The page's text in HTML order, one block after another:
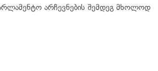
არჩევნების შემდეგ მხოლოდ